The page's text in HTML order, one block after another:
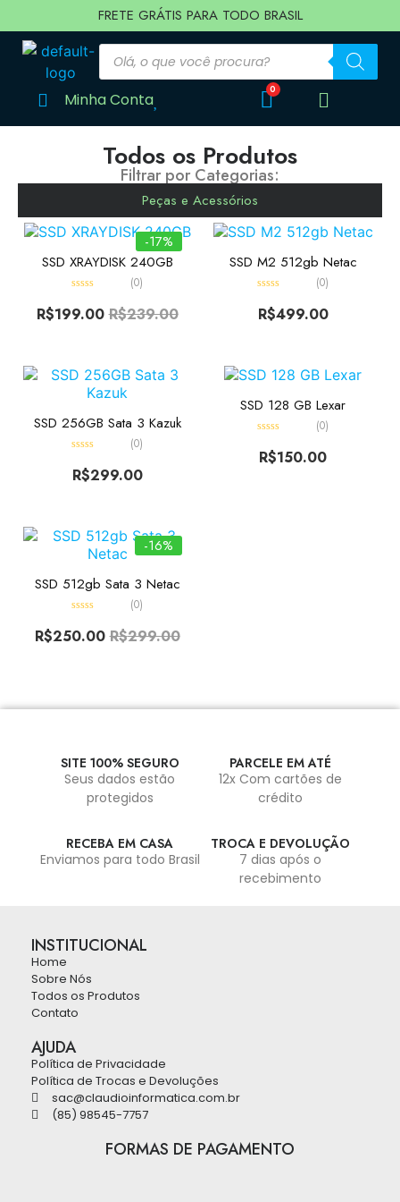
FRETE GRÁTIS PARA TODO BRASIL
Minha Conta
Todos os Produtos
Filtrar por Categorias:
Peças e Acessórios
-17%
SSD XRAYDISK 240GB
0
de
(0)
R$239.00
R$199.00
SSD M2 512gb Netac
0
de
(0)
R$499.00
SSD 256GB Sata 3 Kazuk
0
de
(0)
R$299.00
SSD 128 GB Lexar
0
de
(0)
R$150.00
-16%
SSD 512gb Sata 3 Netac
0
de
(0)
R$299.00
R$250.00
SITE 100% SEGURO
Seus dados estão
protegidos
PARCELE EM ATÉ
12x Com cartões de
crédito
RECEBA EM CASA
Enviamos para todo Brasil
TROCA E DEVOLUÇÃO
7 dias após o
recebimento
INSTITUCIONAL
Home
Sobre Nós
Todos os Produtos
Contato
AJUDA
Política de Privacidade
Política de Trocas e Devoluções
sac@claudioinformatica.com.br
(85) 98545-7757
FORMAS DE PAGAMENTO